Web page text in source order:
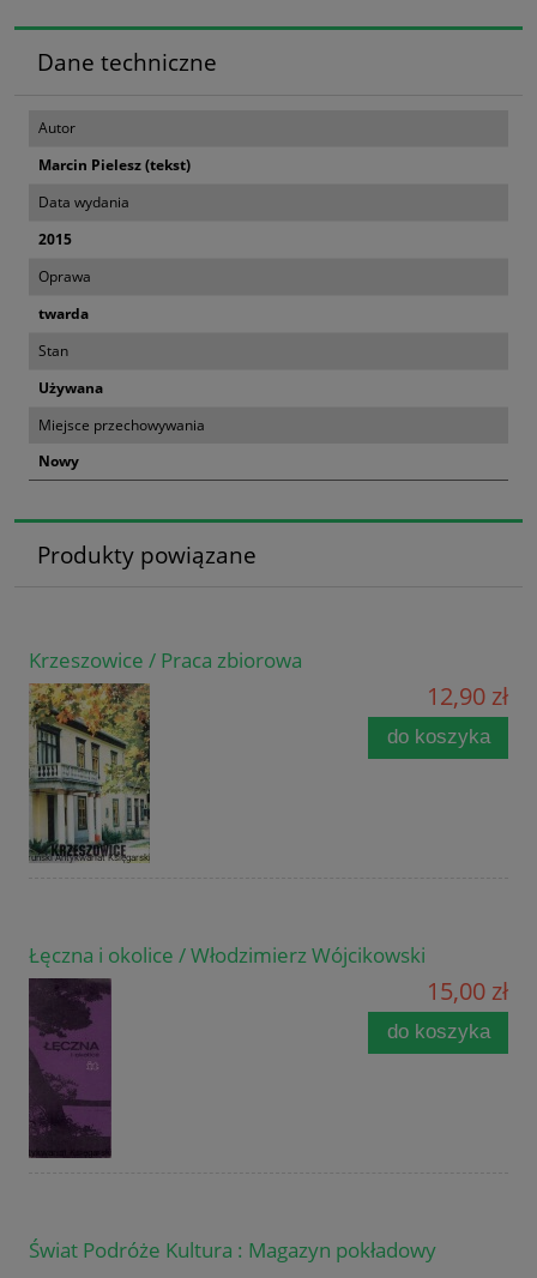
Dane techniczne
Autor
Marcin Pielesz (tekst)
Data wydania
2015
Oprawa
twarda
Stan
Używana
Miejsce przechowywania
Nowy
Produkty powiązane
Krzeszowice / Praca zbiorowa
12,90 zł
do koszyka
Łęczna i okolice / Włodzimierz Wójcikowski
15,00 zł
do koszyka
Świat Podróże Kultura : Magazyn pokładowy